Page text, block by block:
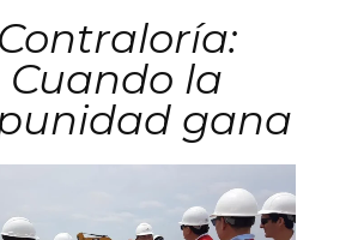
Contraloría:
Cuando la
gana